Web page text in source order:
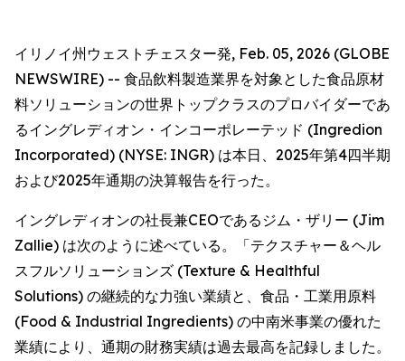
イリノイ州ウェストチェスター発, Feb. 05, 2026 (GLOBE
NEWSWIRE) -- 食品飲料製造業界を対象とした食品原材
料ソリューションの世界トップクラスのプロバイダーであ
るイングレディオン・インコーポレーテッド (Ingredion
Incorporated) (NYSE: INGR) は本日、2025年第4四半期
および2025年通期の決算報告を行った。
イングレディオンの社長兼CEOであるジム・ザリー (Jim
Zallie) は次のように述べている。「テクスチャー＆ヘル
スフルソリューションズ (Texture & Healthful
Solutions) の継続的な力強い業績と、食品・工業用原料
(Food & Industrial Ingredients) の中南米事業の優れた
業績により、通期の財務実績は過去最高を記録しました。